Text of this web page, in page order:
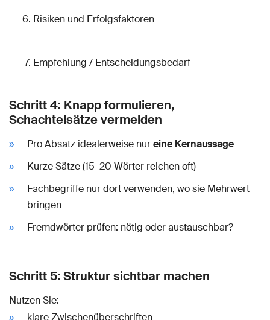
Risiken und Erfolgsfaktoren
Empfehlung / Entscheidungsbedarf
Schritt 4: Knapp formulieren,
Schachtelsätze vermeiden
Pro Absatz idealerweise nureine Kernaussage
Kurze Sätze (15–20 Wörter reichen oft)
Fachbegriffe nur dort verwenden, wo sie Mehrwert
bringen
Fremdwörter prüfen: nötig oder austauschbar?
Schritt 5: Struktur sichtbar machen
Nutzen Sie:
klare Zwischenüberschriften